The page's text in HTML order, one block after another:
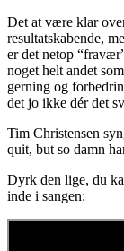
Det at være klar
resultatskabende,
er det netop
noget helt andet
gerning og
det jo ikke dér det
Tim Christensen
quit, but so damn
Dyrk den lige, du
inde i sangen: